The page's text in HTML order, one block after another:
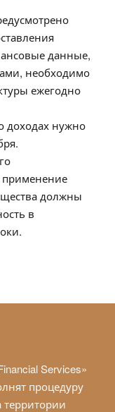
данные,
необходимо
ежегодно
доходах нужно
применение
должны
в
Services»
процедуру
территории